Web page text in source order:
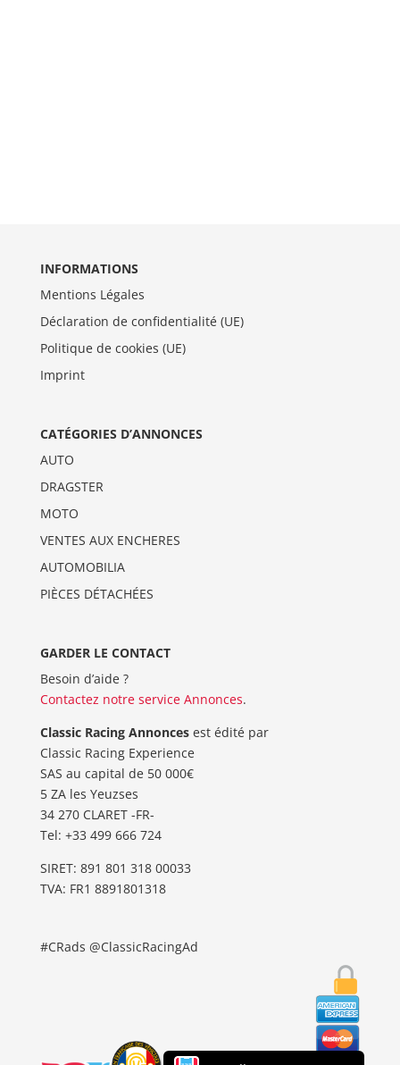
INFORMATIONS
Mentions Légales
Déclaration de confidentialité (UE)
Politique de cookies (UE)
Imprint
CATÉGORIES D’ANNONCES
AUTO
DRAGSTER
MOTO
VENTES AUX ENCHERES
AUTOMOBILIA
PIÈCES DÉTACHÉES
GARDER LE CONTACT
Besoin d’aide ?
Contactez notre service Annonces.
Classic Racing Annoncesest édité par
Classic Racing Experience
SAS au capital de 50 000€
5 ZA les Yeuzses
34 270 CLARET -FR-
Tel: ‭+33 499 666 724‬
SIRET: 891 801 318 00033
TVA: FR1 8891801318
#CRads @ClassicRacingAd